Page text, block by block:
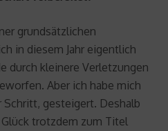
grundsätzlichen
in diesem Jahr eigentlich
durch kleinere Verletzungen
Aber ich habe mich
Schritt, gesteigert. Deshalb
trotzdem zum Titel